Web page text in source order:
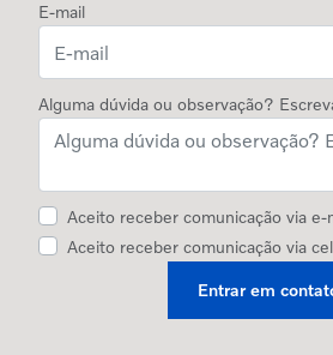
E-mail
Alguma dúvida ou observação?
Aceito receber comunicação via e-
Aceito receber comunicação via
Entrar em